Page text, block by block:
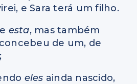
e Sara terá um filho.
esta, mas também
de um, de
eles ainda nascido,